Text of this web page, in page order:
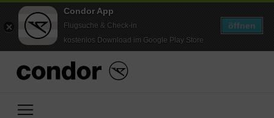
Condor App
Flugsuche & Check-in
kostenlos Download im Google Play Store
öffnen